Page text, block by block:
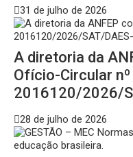
31 de julho de 2026
A diretoria da
Ofício-Circular nº
2016120/2026/
28 de julho de 2026